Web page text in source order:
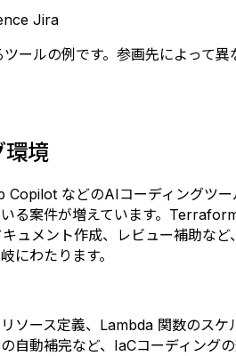
Jira
ールの例です。参画先によって異
環境
Copilot などのAIコーディングツー
る案件が増えています。
ュメント作成、レビュー補助など
にわたります。
ソース定義、Lambda 関数のスケ
自動補完など、IaCコーディング